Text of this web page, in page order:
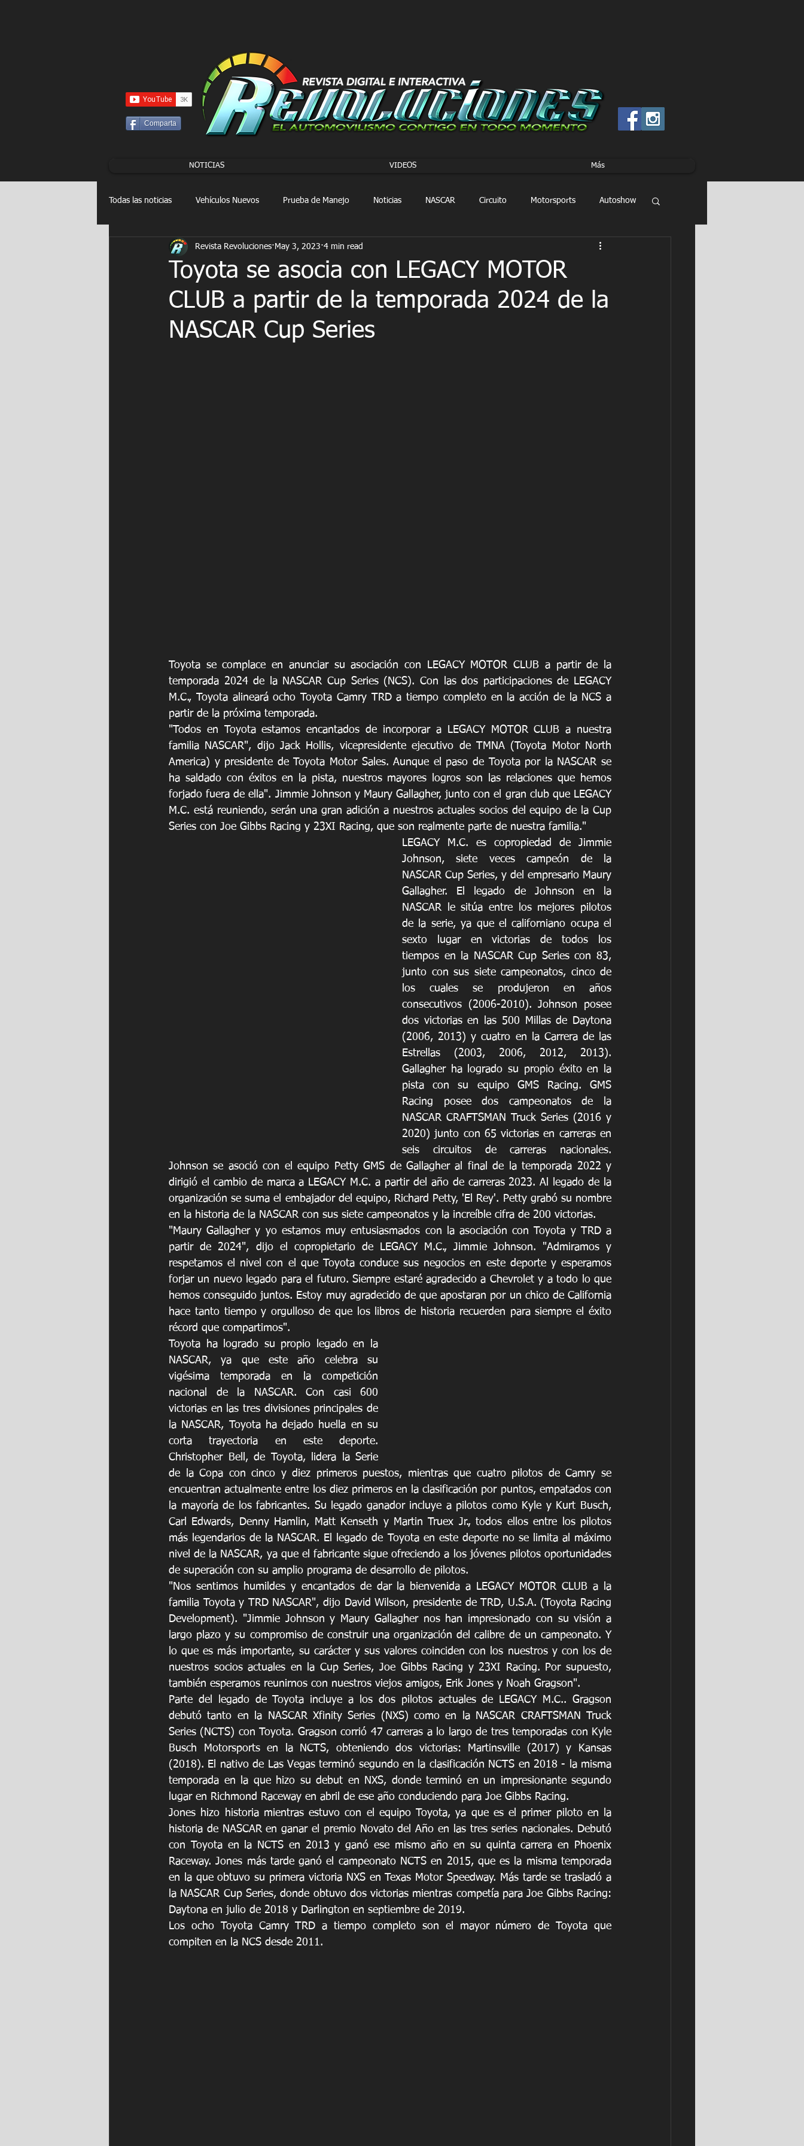
Comparta
NOTICIAS VIDEOS Más
Todas las noticias Vehículos Nuevos Prueba de Manejo Noticias NASCAR Circuito Motorsports Autoshow
Drag Racing FORMULA E FORMULA 1 Extreme E
Toyota se asocia con LEGACY MOTOR
CLUB a partir de la temporada 2024 de la
NASCAR Cup Series
Revista Revoluciones May 3, 2023 4 min read
Toyota se complace en anunciar su asociación con LEGACY MOTOR CLUB a partir de la
temporada 2024 de la NASCAR Cup Series (NCS). Con las dos participaciones de LEGACY
M.C., Toyota alineará ocho Toyota Camry TRD a tiempo completo en la acción de la NCS a
partir de la próxima temporada.
"Todos en Toyota estamos encantados de incorporar a LEGACY MOTOR CLUB a nuestra
familia NASCAR", dijo Jack Hollis, vicepresidente ejecutivo de TMNA (Toyota Motor North
America) y presidente de Toyota Motor Sales. Aunque el paso de Toyota por la NASCAR se
ha saldado con éxitos en la pista, nuestros mayores logros son las relaciones que hemos
forjado fuera de ella". Jimmie Johnson y Maury Gallagher, junto con el gran club que LEGACY
M.C. está reuniendo, serán una gran adición a nuestros actuales socios del equipo de la Cup
Series con Joe Gibbs Racing y 23XI Racing, que son realmente parte de nuestra familia."
LEGACY M.C. es copropiedad de Jimmie
Johnson, siete veces campeón de la
NASCAR Cup Series, y del empresario Maury
Gallagher. El legado de Johnson en la
NASCAR le sitúa entre los mejores pilotos
de la serie, ya que el californiano ocupa el
sexto lugar en victorias de todos los
tiempos en la NASCAR Cup Series con 83,
junto con sus siete campeonatos, cinco de
los cuales se produjeron en años
consecutivos (2006-2010). Johnson posee
dos victorias en las 500 Millas de Daytona
(2006, 2013) y cuatro en la Carrera de las
Estrellas (2003, 2006, 2012, 2013).
Gallagher ha logrado su propio éxito en la
pista con su equipo GMS Racing. GMS
Racing posee dos campeonatos de la
NASCAR CRAFTSMAN Truck Series (2016 y
2020) junto con 65 victorias en carreras en
seis circuitos de carreras nacionales.
Johnson se asoció con el equipo Petty GMS de Gallagher al final de la temporada 2022 y
dirigió el cambio de marca a LEGACY M.C. a partir del año de carreras 2023. Al legado de la
organización se suma el embajador del equipo, Richard Petty, 'El Rey'. Petty grabó su nombre
en la historia de la NASCAR con sus siete campeonatos y la increíble cifra de 200 victorias.
"Maury Gallagher y yo estamos muy entusiasmados con la asociación con Toyota y TRD a
partir de 2024", dijo el copropietario de LEGACY M.C., Jimmie Johnson. "Admiramos y
respetamos el nivel con el que Toyota conduce sus negocios en este deporte y esperamos
forjar un nuevo legado para el futuro. Siempre estaré agradecido a Chevrolet y a todo lo que
hemos conseguido juntos. Estoy muy agradecido de que apostaran por un chico de California
hace tanto tiempo y orgulloso de que los libros de historia recuerden para siempre el éxito
récord que compartimos".
Toyota ha logrado su propio legado en la
NASCAR, ya que este año celebra su
vigésima temporada en la competición
nacional de la NASCAR. Con casi 600
victorias en las tres divisiones principales de
la NASCAR, Toyota ha dejado huella en su
corta trayectoria en este deporte.
Christopher Bell, de Toyota, lidera la Serie
de la Copa con cinco y diez primeros puestos, mientras que cuatro pilotos de Camry se
encuentran actualmente entre los diez primeros en la clasificación por puntos, empatados con
la mayoría de los fabricantes. Su legado ganador incluye a pilotos como Kyle y Kurt Busch,
Carl Edwards, Denny Hamlin, Matt Kenseth y Martin Truex Jr., todos ellos entre los pilotos
más legendarios de la NASCAR. El legado de Toyota en este deporte no se limita al máximo
nivel de la NASCAR, ya que el fabricante sigue ofreciendo a los jóvenes pilotos oportunidades
de superación con su amplio programa de desarrollo de pilotos.
"Nos sentimos humildes y encantados de dar la bienvenida a LEGACY MOTOR CLUB a la
familia Toyota y TRD NASCAR", dijo David Wilson, presidente de TRD, U.S.A. (Toyota Racing
Development). "Jimmie Johnson y Maury Gallagher nos han impresionado con su visión a
largo plazo y su compromiso de construir una organización del calibre de un campeonato. Y
lo que es más importante, su carácter y sus valores coinciden con los nuestros y con los de
nuestros socios actuales en la Cup Series, Joe Gibbs Racing y 23XI Racing. Por supuesto,
también esperamos reunirnos con nuestros viejos amigos, Erik Jones y Noah Gragson".
Parte del legado de Toyota incluye a los dos pilotos actuales de LEGACY M.C.. Gragson
debutó tanto en la NASCAR Xfinity Series (NXS) como en la NASCAR CRAFTSMAN Truck
Series (NCTS) con Toyota. Gragson corrió 47 carreras a lo largo de tres temporadas con Kyle
Busch Motorsports en la NCTS, obteniendo dos victorias: Martinsville (2017) y Kansas
(2018). El nativo de Las Vegas terminó segundo en la clasificación NCTS en 2018 - la misma
temporada en la que hizo su debut en NXS, donde terminó en un impresionante segundo
lugar en Richmond Raceway en abril de ese año conduciendo para Joe Gibbs Racing.
Jones hizo historia mientras estuvo con el equipo Toyota, ya que es el primer piloto en la
historia de NASCAR en ganar el premio Novato del Año en las tres series nacionales. Debutó
con Toyota en la NCTS en 2013 y ganó ese mismo año en su quinta carrera en Phoenix
Raceway. Jones más tarde ganó el campeonato NCTS en 2015, que es la misma temporada
en la que obtuvo su primera victoria NXS en Texas Motor Speedway. Más tarde se trasladó a
la NASCAR Cup Series, donde obtuvo dos victorias mientras competía para Joe Gibbs Racing:
Daytona en julio de 2018 y Darlington en septiembre de 2019.
Los ocho Toyota Camry TRD a tiempo completo son el mayor número de Toyota que
compiten en la NCS desde 2011.